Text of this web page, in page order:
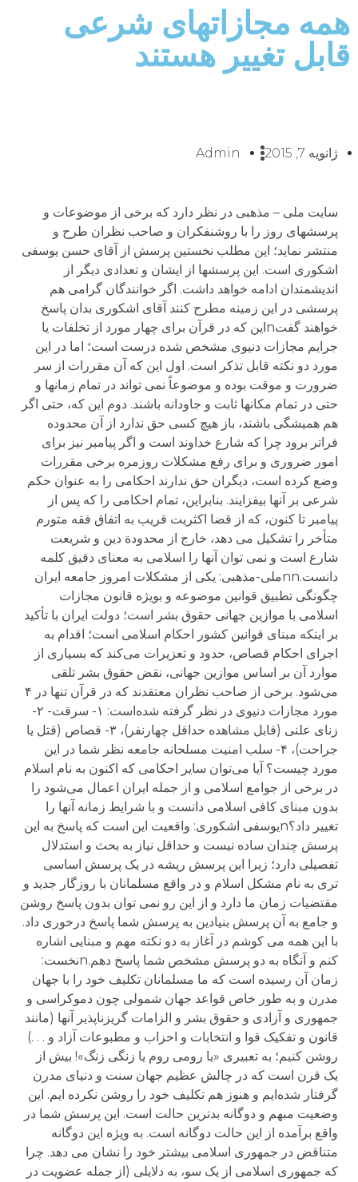
همه مجازاتهای شرعی
قابل تغییر هستند
ژانویه 7, 2015 Admin
سایت ملی – مذهبی در نظر دارد که برخی از موضوعات و
پرسشهای روز را با روشنفکران و صاحب نظران طرح و
منتشر نماید؛ این مطلب نخستین پرسش از آقای حسن یوسفی
اشکوری است. این پرسشها از ایشان و تعدادی دیگر از
اندیشمندان ادامه خواهد داشت. اگر خوانندگان گرامی هم
پرسشی در این زمینه مطرح کنند آقای اشکوری بدان پاسخ
خواهند گفتnاین که در قرآن برای چهار مورد از تخلفات یا
جرایم مجازات دنیوی مشخص شده درست است؛ اما در این
مورد دو نکته قابل تذکر است. اول این که آن مقررات از سر
ضرورت و موقت بوده و موضوعاً نمی تواند در تمام زمانها و
حتی در تمام مکانها ثابت و جاودانه باشند. دوم این که، حتی اگر
هم همیشگی باشند، باز هیچ کسی حق ندارد از آن محدوده
فراتر برود چرا که شارع خداوند است و اگر پیامبر نیز برای
امور ضروری و برای رفع مشکلات روزمره برخی مقررات
وضع کرده است، دیگران حق ندارند احکامی را به عنوان حکم
شرعی بر آنها بیفزایند. بنابراین، تمام احکامی را که پس از
پیامبر تا کنون، که از قضا اکثریت قریب به اتفاق فقه متورم
متأخر را تشکیل می دهد، خارج از محدودة دین و شریعت
شارع است و نمی توان آنها را اسلامی به معنای دقیق کلمه
دانست.nnملی-مذهبی: یکی از مشکلات امروز جامعه ایران
چگونگی تطبیق قوانین موضوعه و بویژه قانون مجازات
اسلامی با موازین جهانی حقوق بشر است؛ دولت ایران با تأکید
بر اینکه مبنای قوانین کشور احکام اسلامی است؛ اقدام به
اجرای احکام قصاص، حدود و تعزیرات می‌کند که بسیاری از
موارد آن بر اساس موازین جهانی، نقض حقوق بشر تلقی
می‌شود. برخی از صاحب نظران معتقدند که در قرآن تنها در ۴
مورد مجازات دنیوی در نظر گرفته شده‌است: ۱- سرقت- ۲-
زنای علنی (قابل مشاهده حداقل چهارنفر)، ۳- قصاص (قتل یا
جراحت)، ۴- سلب امنیت مسلحانه جامعه نظر شما در این
مورد چیست؟ آیا می‌توان سایر احکامی که اکنون به نام اسلام
در برخی از جوامع اسلامی و از جمله ایران اعمال می‌شود را
بدون مبنای کافی اسلامی دانست و با شرایط زمانه آنها را
تغییر داد؟nیوسفی اشکوری: واقعیت این است که پاسخ به این
پرسش چندان ساده نیست و حداقل نیاز به بحث و استدلال
تفصیلی دارد؛ زیرا این پرسش ریشه در یک پرسش اساسی
تری به نام مشکل اسلام و در واقع مسلمانان با روزگار جدید و
مقتضیات زمان ما دارد و از این رو نمی توان بدون پاسخ روشن
و جامع به آن پرسش بنیادین به پرسش شما پاسخ درخوری داد.
با این همه می کوشم در آغاز به دو نکته مهم و مبنایی اشاره
کنم و آنگاه به دو پرسش مشخص شما پاسخ دهم.nنخست:
زمان آن رسیده است که ما مسلمانان تکلیف خود را با جهان
مدرن و به طور خاص قواعد جهان شمولی چون دموکراسی و
جمهوری و آزادی و حقوق بشر و الزامات گریزناپذیر آنها (مانند
قانون و تفکیک قوا و انتخابات و احزاب و مطبوعات آزاد و . . .)
روشن کنیم؛ به تعبیری «یا رومی روم یا زنگی زنگ»! بیش از
یک قرن است که در چالش عظیم جهان سنت و دنیای مدرن
گرفتار شده‌ایم و هنوز هم تکلیف خود را روشن نکرده ایم. این
وضعیت مبهم و دوگانه بدترین حالت است. این پرسش شما در
واقع برآمده از این حالت دوگانه است. به ویژه این دوگانه
متناقض در جمهوری اسلامی بیشتر خود را نشان می دهد. چرا
که جمهوری اسلامی از یک سو، به دلایلی (از جمله عضویت در